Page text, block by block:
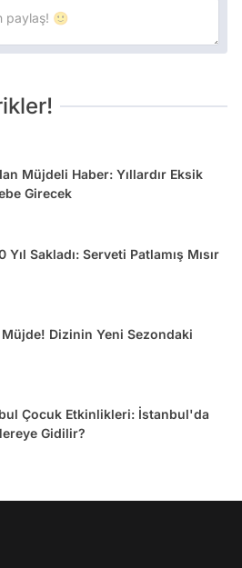
Müjdeli Haber: Yıllardır Eksik
Girecek
Sakladı: Serveti Patlamış Mısır
Müjde! Dizinin Yeni Sezondaki
Çocuk Etkinlikleri: İstanbul'da
Gidilir?